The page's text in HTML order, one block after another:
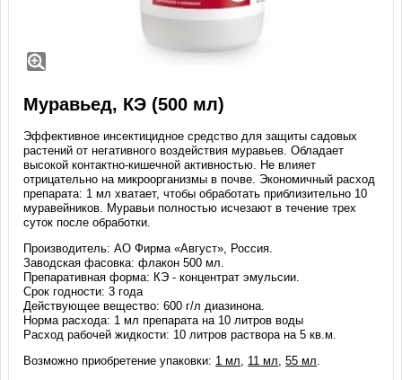
Муравьед, КЭ (500 мл)
Эффективное инсектицидное средство для защиты садовых
растений от негативного воздействия муравьев. Обладает
высокой контактно-кишечной активностью. Не влияет
отрицательно на микроорганизмы в почве. Экономичный расход
препарата: 1 мл хватает, чтобы обработать приблизительно 10
муравейников. Муравьи полностью исчезают в течение трех
суток после обработки.
Производитель: АО Фирма «Август», Россия.
Заводская фасовка: флакон 500 мл.
Препаративная форма: КЭ - концентрат эмульсии.
Срок годности: 3 года
Действующее вещество: 600 г/л диазинона.
Норма расхода: 1 мл препарата на 10 литров воды
Расход рабочей жидкости: 10 литров раствора на 5 кв.м.
Возможно приобретение упаковки: 1 мл 11 мл ,55 мл